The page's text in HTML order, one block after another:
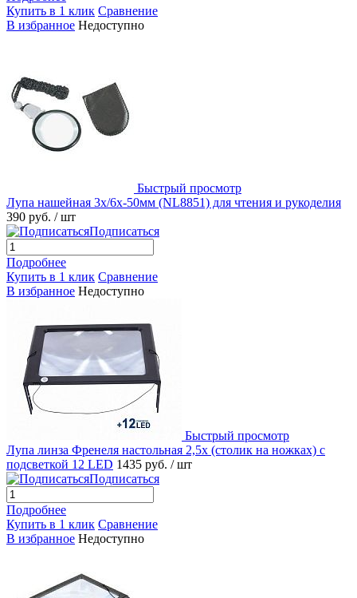
Купить в 1 клик Сравнение
В избранное Недоступно
Быстрый просмотр
Лупа нашейная 3x/6x-50мм (NL8851) для чтения и рукоделия
390 руб. / шт
Подписаться
Подробнее
Купить в 1 клик Сравнение
В избранное Недоступно
Быстрый просмотр
Лупа линза Френеля настольная 2,5х (столик на ножках) с
подсветкой 12 LED 1435 руб. / шт
Подписаться
Подробнее
Купить в 1 клик Сравнение
В избранное Недоступно